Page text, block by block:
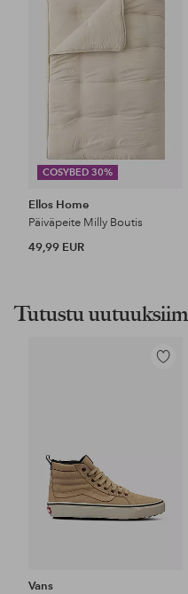
COSYBED 30%
Ellos Home
Päiväpeite Milly Boutis
49,99 EUR
Tutustu
Lisää
Vans